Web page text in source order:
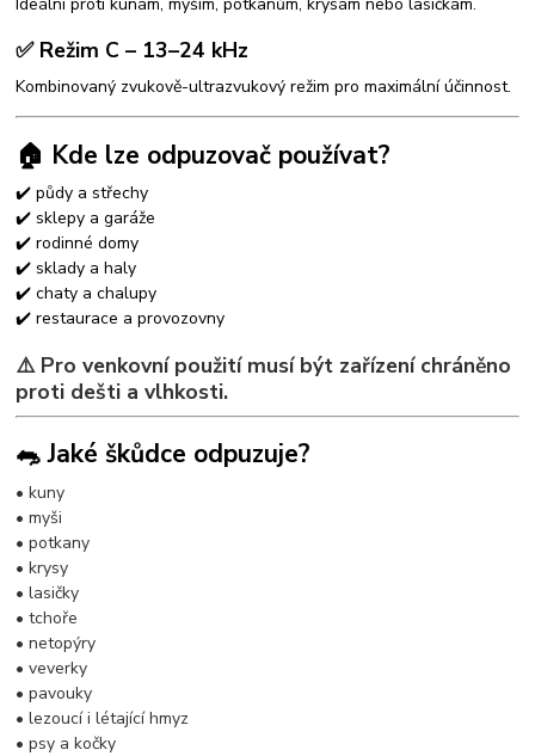
✅ Režim C – 13–24 kHz
Kombinovaný zvukově-ultrazvukový režim pro maximální účinnost.
🏠 Kde lze odpuzovač používat?
✔️ půdy a střechy
✔️ sklepy a garáže
✔️ rodinné domy
✔️ sklady a haly
✔️ chaty a chalupy
✔️ restaurace a provozovny
⚠️ Pro venkovní použití musí být zařízení chráněno
proti dešti a vlhkosti.
🐀 Jaké škůdce odpuzuje?
• kuny
• myši
• potkany
• krysy
• lasičky
• tchoře
• netopýry
• veverky
• pavouky
• lezoucí i létající hmyz
• psy a kočky